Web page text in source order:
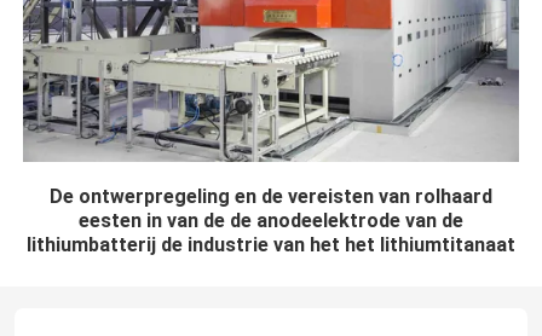
De ontwerpregeling en de vereisten van rolhaard
eesten in van de de anodeelektrode van de
lithiumbatterij de industrie van het het lithiumtitanaat